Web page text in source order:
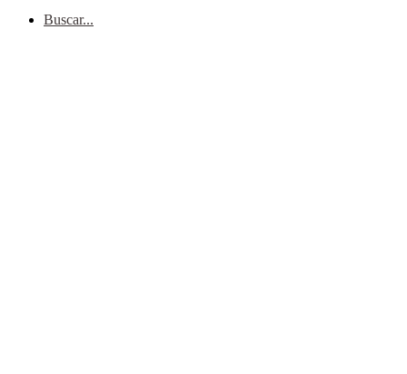
Buscar...